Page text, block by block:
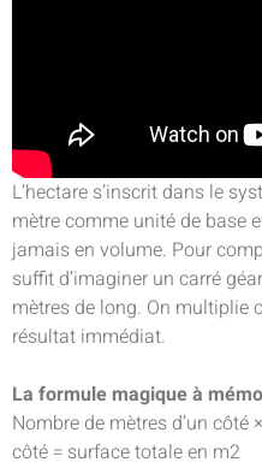
L’hectare s’inscrit dans le
mètre comme unité de base
jamais en volume. Pour
suffit d’imaginer un carré
mètres de long. On multiplie
résultat immédiat.
La formule magique à
Nombre de mètres d’un côté
côté = surface totale en m2